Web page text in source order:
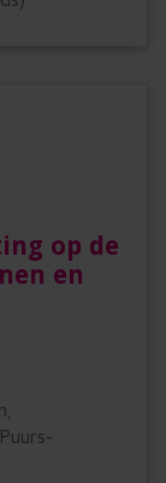
op de
en